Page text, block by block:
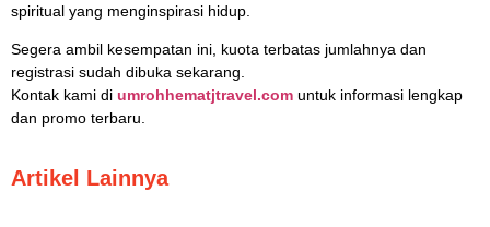
spiritual yang menginspirasi hidup.
Segera ambil kesempatan ini, kuota terbatas jumlahnya dan
registrasi sudah dibuka sekarang.
Kontak kami di umrohhematjtravel.com untuk informasi lengkap
dan promo terbaru.
Artikel Lainnya